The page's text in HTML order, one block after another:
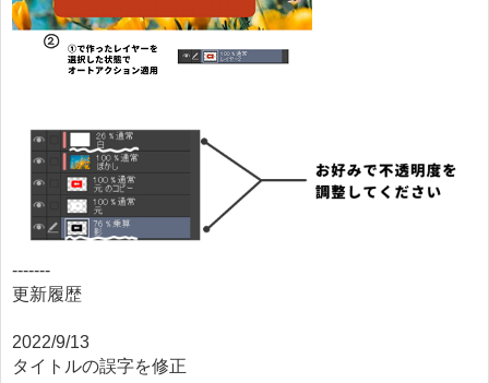
-------
更新履歴
2022/9/13
タイトルの誤字を修正